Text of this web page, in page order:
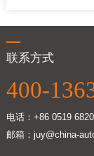
联系方式
400-
电话：+86 0519
邮箱：juy@china-